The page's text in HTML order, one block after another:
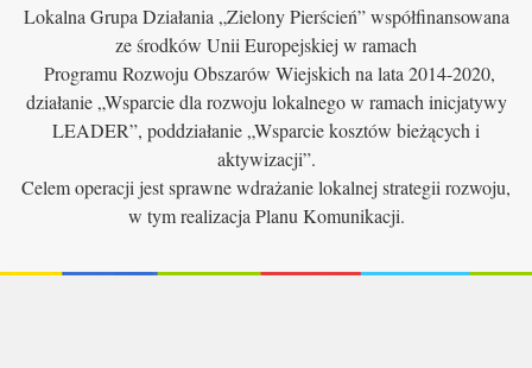
Lokalna Grupa Działania „Zielony Pierścień” współfinansowana
ze środków Unii Europejskiej w ramach
Programu Rozwoju Obszarów Wiejskich na lata 2014-2020,
działanie „Wsparcie dla rozwoju lokalnego w ramach inicjatywy
LEADER”, poddziałanie „Wsparcie kosztów bieżących i
aktywizacji”.
Celem operacji jest sprawne wdrażanie lokalnej strategii rozwoju,
w tym realizacja Planu Komunikacji.